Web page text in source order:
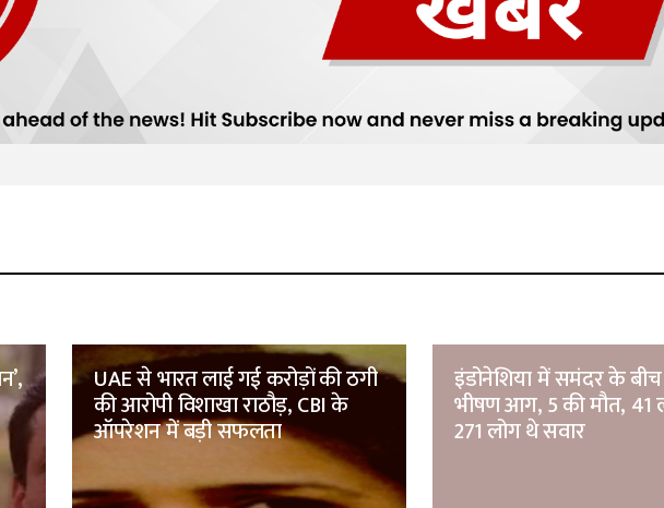
UAE से भारत लाई गई करोड़ों की ठगी
की आरोपी विशाखा राठौड़, CBI के
ऑपरेशन में बड़ी सफलता
इंडोनेशिया में समंदर के
भीषण आग, 5 की मौत, 41
271 लोग थे सवार